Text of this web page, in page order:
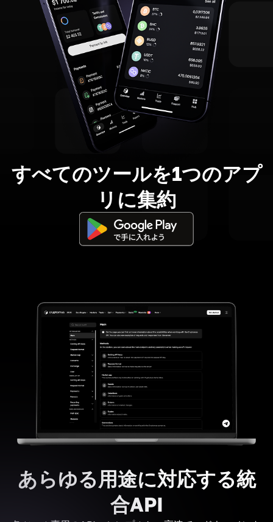
すべてのツールを1つのアプ
リに集約
あらゆる用途に対応する統
合API